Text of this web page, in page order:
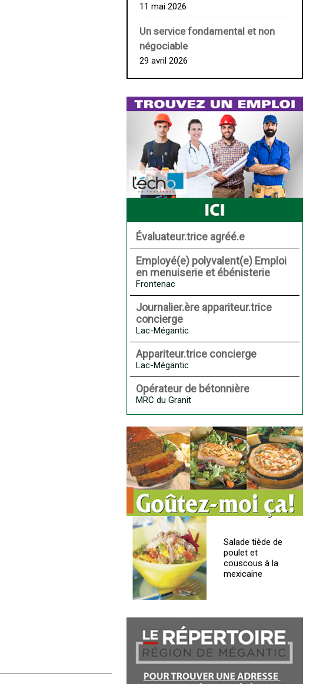
11 mai 2026
Un service fondamental et non
négociable
29 avril 2026
Évaluateur.trice agréé.e
Employé(e) polyvalent(e) Emploi
en menuiserie et ébénisterie
Frontenac
Journalier.ère appariteur.trice
concierge
Lac-Mégantic
Appariteur.trice concierge
Lac-Mégantic
Opérateur de bétonnière
MRC du Granit
Salade tiède de
poulet et
couscous à la
mexicaine